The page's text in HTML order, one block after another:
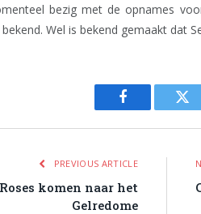
bezig met de opnames
Wel is bekend gemaakt dat
Facebook
PREVIOUS ARTICLE
Roses komen naar het
Gelredome